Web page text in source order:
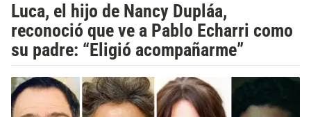
Luca, el hijo de Nancy Dupláa,
reconoció que ve a Pablo Echarri como
su padre: “Eligió acompañarme”